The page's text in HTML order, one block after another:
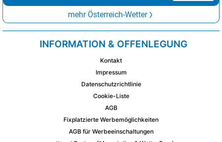
mehr Österreich-Wetter
INFORMATION & OFFENLEGUNG
Kontakt
Impressum
Datenschutzrichtlinie
Cookie-Liste
AGB
Fixplatzierte Werbemöglichkeiten
AGB für Werbeeinschaltungen